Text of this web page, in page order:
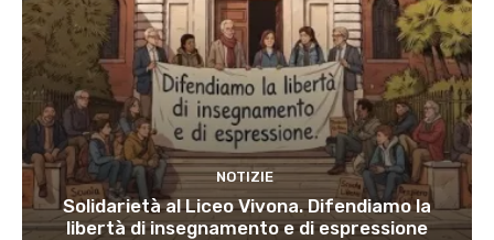
NOTIZIE
Solidarietà al Liceo Vivona. Difendiamo la
libertà di insegnamento e di espressione